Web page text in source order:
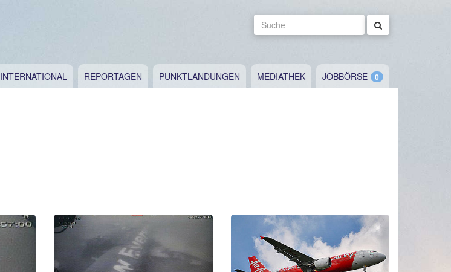
Suche
INTERNATIONAL REPORTAGEN PUNKTLANDUNGEN MEDIATHEK JOBBÖRSE